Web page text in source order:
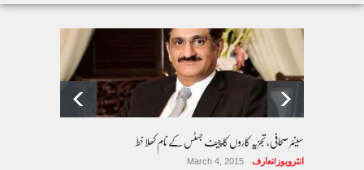
سینئر صحافی، تجزیہ کاروں کا چیف جسٹس کے نام کھلا خط
انٹرویوز/تعارف March 4, 2015